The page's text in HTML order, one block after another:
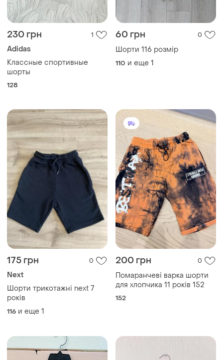
230 грн 1
Adidas
Классные спортивные
шорты
128
60 грн 0
Шорти 116 розмір
110 и еще 1
175 грн 0
Next
Шорти трикотажні next 7
років
116 и еще 1
200 грн 0
Помаранчеві варка шорти
для хлопчика 11 років 152
152